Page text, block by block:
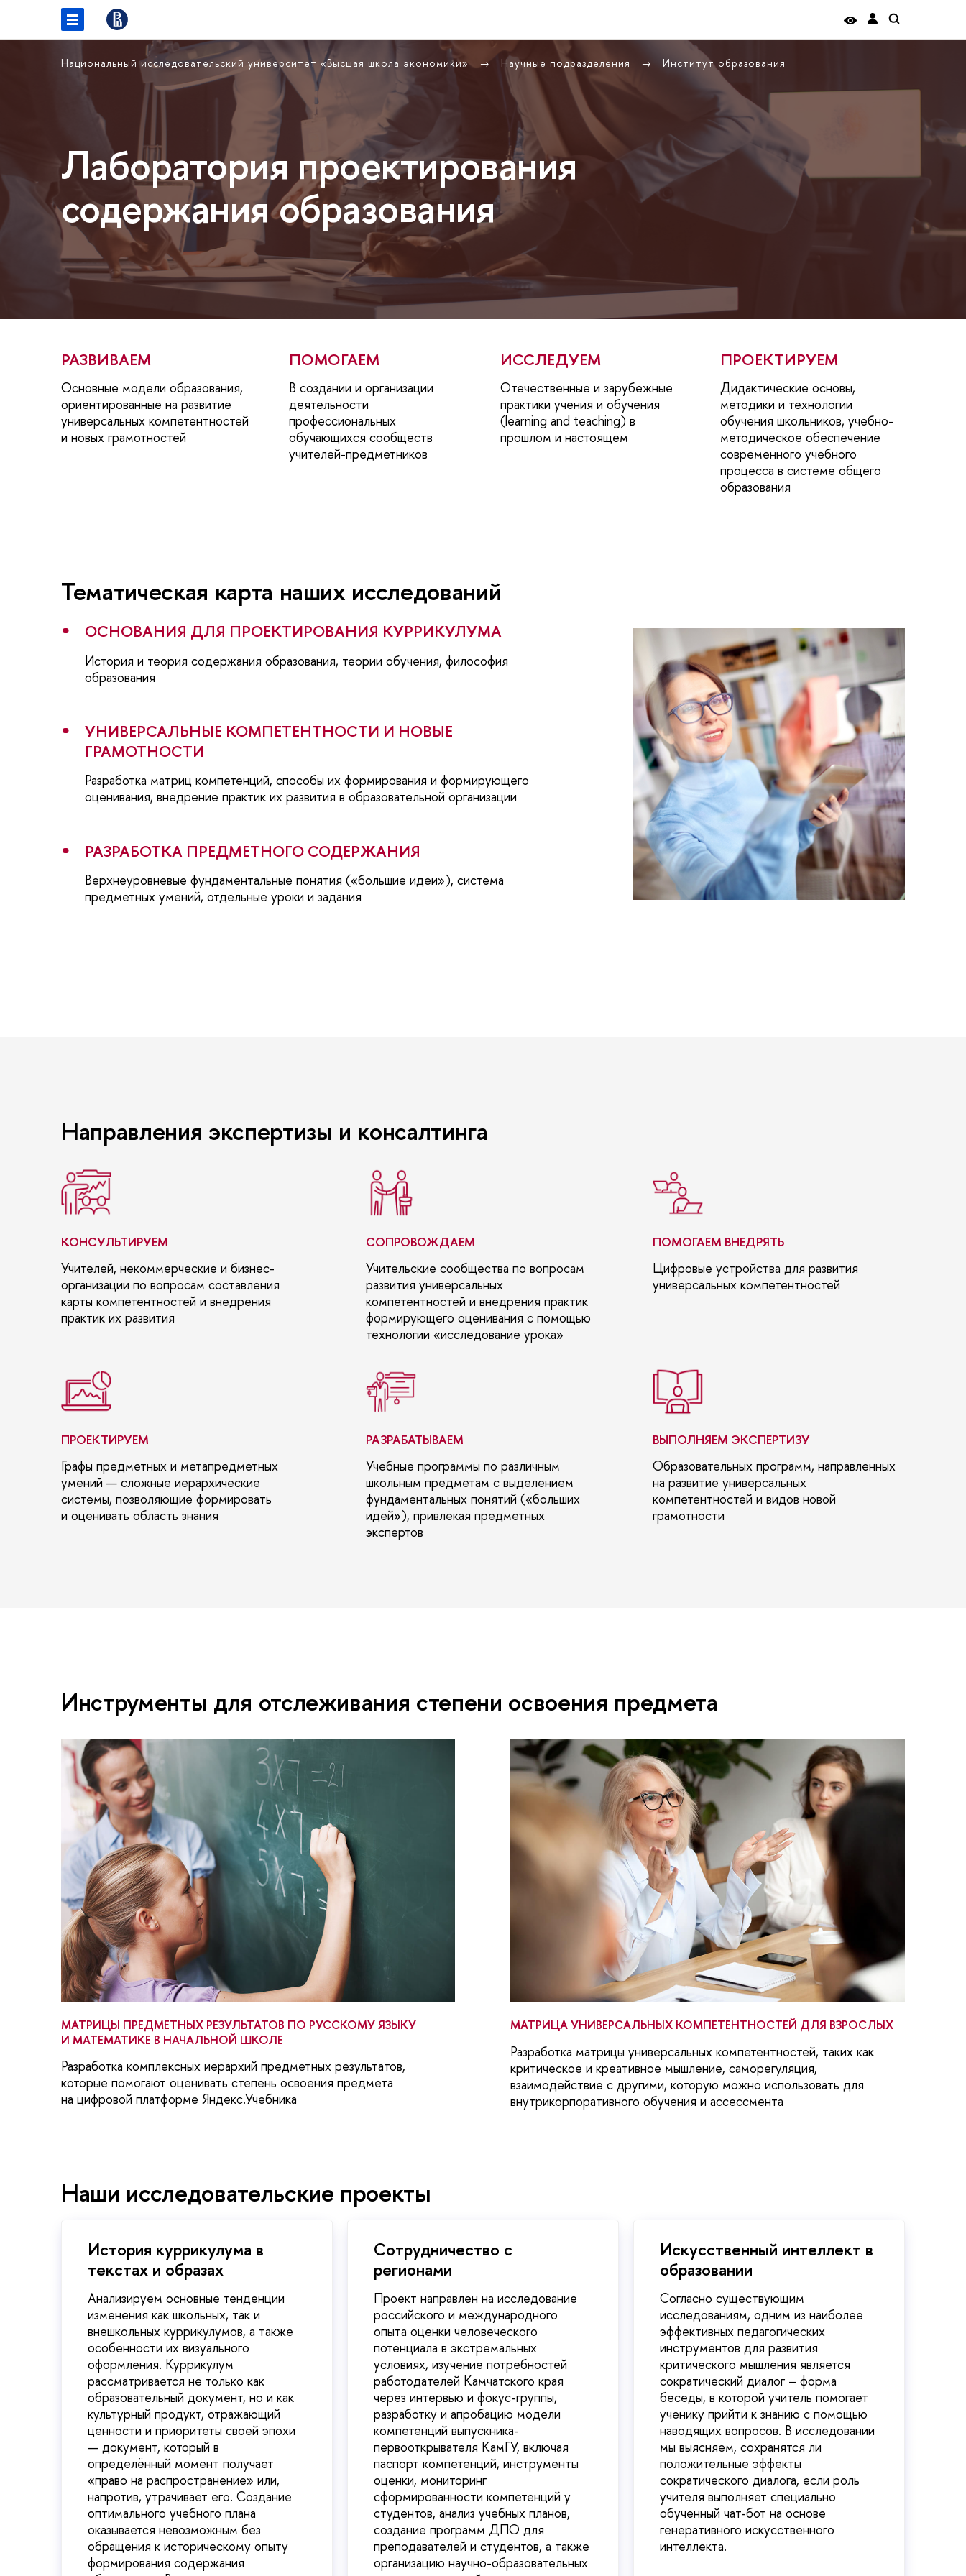
Национальный исследовательский университет «Высшая школа экономики» Научные подразделения Институт образования
Лаборатория проектирования
содержания образования
РАЗВИВАЕМ
Основные модели образования,
ориентированные на развитие
универсальных компетентностей
и новых грамотностей
ПОМОГАЕМ
В создании и организации
деятельности
профессиональных
обучающихся сообществ
учителей-предметников
ИССЛЕДУЕМ
Отечественные и зарубежные
практики учения и обучения
(learning and teaching) в
прошлом и настоящем
ПРОЕКТИРУЕМ
Дидактические основы,
методики и технологии
обучения школьников, учебно-
методическое обеспечение
современного учебного
процесса в системе общего
образования
Тематическая карта наших исследований
ОСНОВАНИЯ ДЛЯ ПРОЕКТИРОВАНИЯ КУРРИКУЛУМА
История и теория содержания образования, теории обучения, философия
образования
УНИВЕРСАЛЬНЫЕ КОМПЕТЕНТНОСТИ И НОВЫЕ
ГРАМОТНОСТИ
Разработка матриц компетенций, способы их формирования и формирующего
оценивания, внедрение практик их развития в образовательной организации
РАЗРАБОТКА ПРЕДМЕТНОГО СОДЕРЖАНИЯ
Верхнеуровневые фундаментальные понятия («большие идеи»), система
предметных умений, отдельные уроки и задания
Направления экспертизы и консалтинга
КОНСУЛЬТИРУЕМ
Учителей, некоммерческие и бизнес-
организации по вопросам составления
карты компетентностей и внедрения
практик их развития
СОПРОВОЖДАЕМ
Учительские сообщества по вопросам
развития универсальных
компетентностей и внедрения практик
формирующего оценивания с помощью
технологии «исследование урока»
ПОМОГАЕМ ВНЕДРЯТЬ
Цифровые устройства для развития
универсальных компетентностей
ПРОЕКТИРУЕМ
Графы предметных и метапредметных
умений — сложные иерархические
системы, позволяющие формировать
и оценивать область знания
РАЗРАБАТЫВАЕМ
Учебные программы по различным
школьным предметам с выделением
фундаментальных понятий («больших
идей»), привлекая предметных
экспертов
ВЫПОЛНЯЕМ ЭКСПЕРТИЗУ
Образовательных программ, направленных
на развитие универсальных
компетентностей и видов новой
грамотности
Инструменты для отслеживания степени освоения предмета
МАТРИЦЫ ПРЕДМЕТНЫХ РЕЗУЛЬТАТОВ ПО РУССКОМУ ЯЗЫКУ
И МАТЕМАТИКЕ В НАЧАЛЬНОЙ ШКОЛЕ
Разработка комплексных иерархий предметных результатов,
которые помогают оценивать степень освоения предмета
на цифровой платформе Яндекс.Учебника
МАТРИЦА УНИВЕРСАЛЬНЫХ КОМПЕТЕНТНОСТЕЙ ДЛЯ ВЗРОСЛЫХ
Разработка матрицы универсальных компетентностей, таких как
критическое и креативное мышление, саморегуляция,
взаимодействие с другими, которую можно использовать для
внутрикорпоративного обучения и ассессмента
Наши исследовательские проекты
История куррикулума в
текстах и образах
Анализируем основные тенденции
изменения как школьных, так и
внешкольных куррикулумов, а также
особенности их визуального
оформления. Куррикулум
рассматривается не только как
образовательный документ, но и как
культурный продукт, отражающий
ценности и приоритеты своей эпохи
— документ, который в
определённый момент получает
«право на распространение» или,
напротив, утрачивает его. Создание
оптимального учебного плана
оказывается невозможным без
обращения к историческому опыту
формирования содержания
Сотрудничество с
регионами
Проект направлен на исследование
российского и международного
опыта оценки человеческого
потенциала в экстремальных
условиях, изучение потребностей
работодателей Камчатского края
через интервью и фокус-группы,
разработку и апробацию модели
компетенций выпускника-
первооткрывателя КамГУ, включая
паспорт компетенций, инструменты
оценки, мониторинг
сформированности компетенций у
студентов, анализ учебных планов,
создание программ ДПО для
преподавателей и студентов, а также
организацию научно-образовательных
Искусственный интеллект в
образовании
Согласно существующим
исследованиям, одним из наиболее
эффективных педагогических
инструментов для развития
критического мышления является
сократический диалог – форма
беседы, в которой учитель помогает
ученику прийти к знанию с помощью
наводящих вопросов. В исследовании
мы выясняем, сохранятся ли
положительные эффекты
сократического диалога, если роль
учителя выполняет специально
обученный чат-бот на основе
генеративного искусственного
интеллекта.